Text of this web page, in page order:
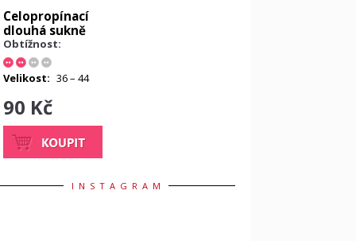
Celopropínací
dlouhá sukně
Obtížnost:
Velikost: 36 – 44
90 Kč
INSTAGRAM